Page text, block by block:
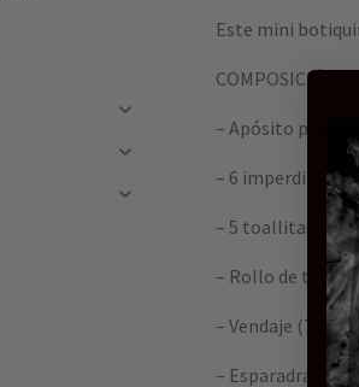
Este mini
COMPOSICIÓN:
– Apósito para
– 6 imperdibles
– 5 toallitas
– Rollo de tiritas
– Vendaje (7,5 cm
– Esparadrapo